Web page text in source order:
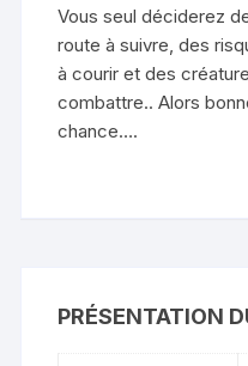
Vous seul déciderez
route à suivre, des
à courir et des
combattre.. Alors
chance….
PRÉSENTATION